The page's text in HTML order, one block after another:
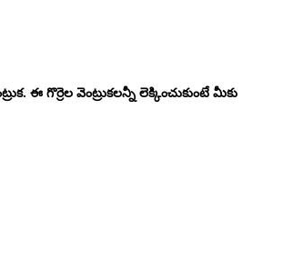
ఈ గొర్రెల వెంట్రుకలన్నీ లెక్కించుకుంటే మీకు